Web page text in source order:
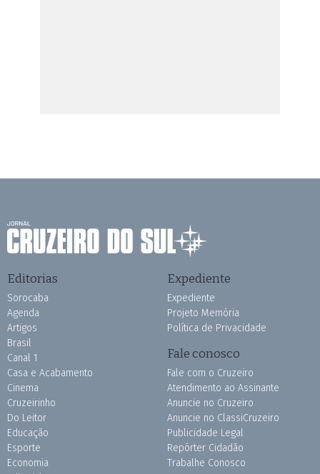
Editorias
Sorocaba
Agenda
Artigos
Brasil
Canal 1
Casa e Acabamento
Cinema
Cruzeirinho
Do Leitor
Educação
Esporte
Economia
Expediente
Expediente
Projeto Memória
Política de Privacidade
Fale conosco
Fale com o Cruzeiro
Atendimento ao Assinante
Anuncie no Cruzeiro
Anuncie no ClassiCruzeiro
Publicidade Legal
Repórter Cidadão
Trabalhe Conosco